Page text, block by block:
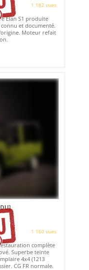
1 182 vues
Elan S1 produite
et documenté.
Moteur refait
1 160 vues
complète
Superbe teinte
4x4 (1213
CG FR normale.